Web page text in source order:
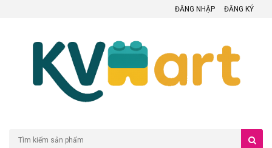
ĐĂNG NHẬP ĐĂNG KÝ